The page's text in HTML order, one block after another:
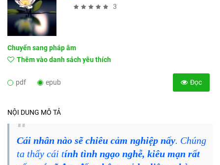
3
Chuyển sang pháp âm
Thêm vào danh sách yêu thích
pdf epub Đọc
NỘI DUNG MÔ TẢ
Cái nhân nào sẽ chiêu cảm nghiệp nấy. Chúng
ta thấy cái tính tình ngạo nghễ, kiêu mạn rất